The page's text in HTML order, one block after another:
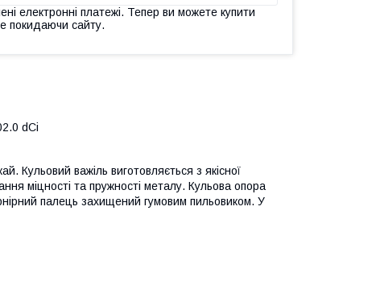
електронні платежі. Тепер ви можете купити
покидаючи сайту.
dCi
Кульовий важіль виготовляється з якісної
міцності та пружності металу. Кульова опора
палець захищений гумовим пильовиком. У